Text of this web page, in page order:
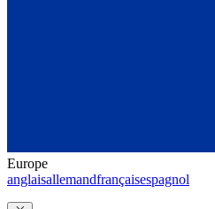
Europe
anglaisallemandfrançaisespagnol